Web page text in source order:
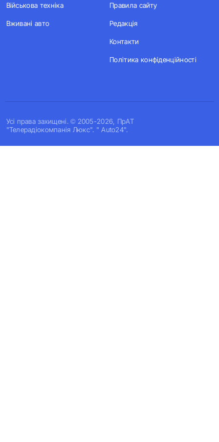
Усi права захищенi. © 2005-2026, ПрАТ
"Телерадіокомпанія Люкс". " Auto24".
Військова техніка
Вживані авто
Правила сайту
Редакція
Контакти
Політика конфіденційності